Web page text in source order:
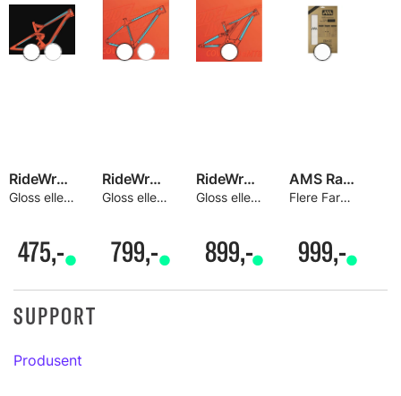
RideWrap Essential Frame Kit
Gloss eller Matt, 30% beskyttelse
475,-
RideWrap Covered Hardtail Kit
Gloss eller Matt, 65% beskyttelse
799,-
RideWrap Covered eMTB Kit
Gloss eller Matt, 65% beskyttelse
899,-
AMS Rammebeskyttelseskit Total
Flere Farger
999,-
SUPPORT
Produsent